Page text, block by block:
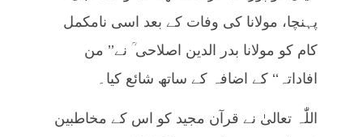
پہنچا، مولانا کی وفات کے بعد اسی نامکمل
کام کو مولانا بدر الدین اصلاحی ؒ نے’’ من
افاداتہ‘‘ کے اضافہ کے ساتھ شائع کیا۔
اللّٰہ تعالیٰ نے قرآن مجید کو اس کے مخاطبین